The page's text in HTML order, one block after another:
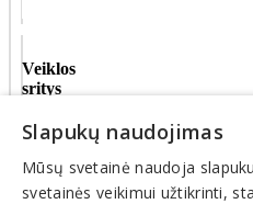
Veiklos
sritys
Vartai,
gamyba,
įrengimas
Slapukų naudojimas
Mūsų svetainė naudoja
svetainės veikimui užtikrinti,